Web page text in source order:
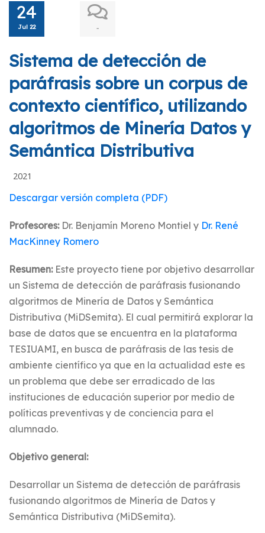
24
Jul 22 -
Sistema de detección de
paráfrasis sobre un corpus de
contexto científico, utilizando
algoritmos de Minería Datos y
Semántica Distributiva
2021
Descargar versión completa (PDF)
Profesores: Dr. Benjamí­n Moreno Montiel y Dr. René
MacKinney Romero
Resumen: Este proyecto tiene por objetivo desarrollar
un Sistema de detección de paráfrasis fusionando
algoritmos de Minería de Datos y Semántica
Distributiva (MiDSemita). El cual permitirá explorar la
base de datos que se encuentra en la plataforma
TESIUAMI, en busca de paráfrasis de las tesis de
ambiente científico ya que en la actualidad este es
un problema que debe ser erradicado de las
instituciones de educación superior por medio de
políticas preventivas y de conciencia para el
alumnado.
Objetivo general:
Desarrollar un Sistema de detección de paráfrasis
fusionando algoritmos de Minería de Datos y
Semántica Distributiva (MiDSemita).